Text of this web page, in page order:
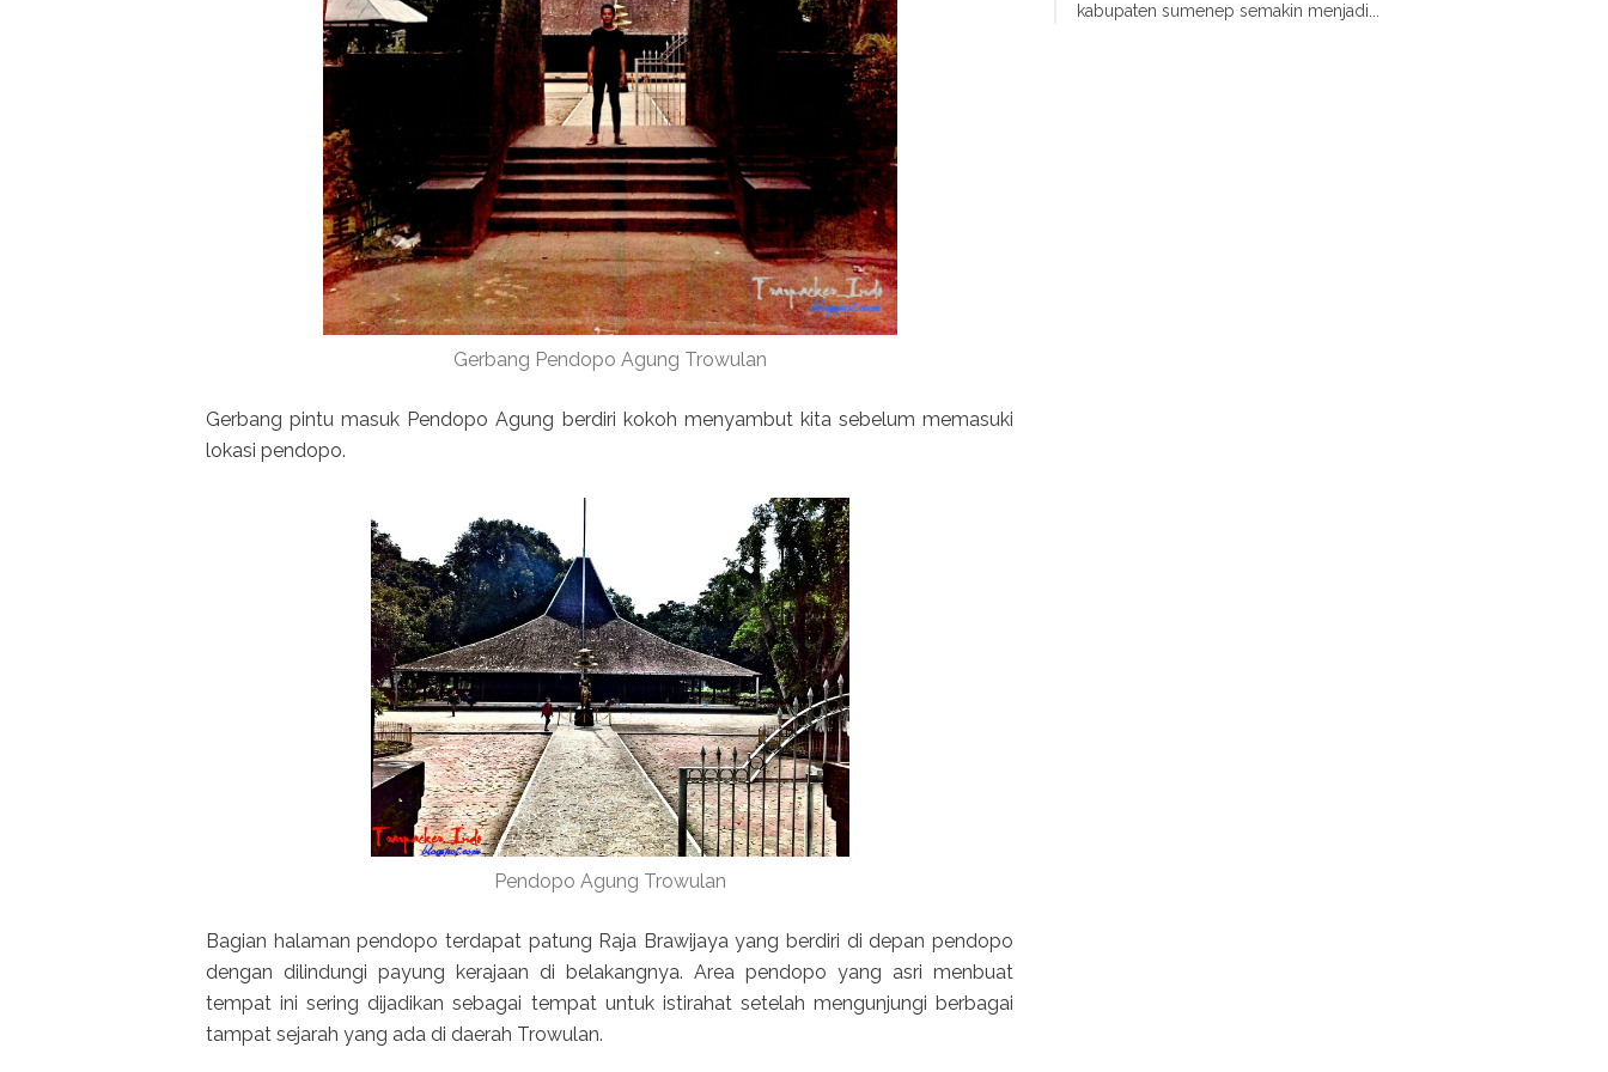
Gerbang Pendopo Agung Trowulan
Gerbang pintu masuk Pendopo Agung berdiri kokoh menyambut kita sebelum memasuki
lokasi pendopo.
Pendopo Agung Trowulan
Bagian halaman pendopo terdapat patung Raja Brawijaya yang berdiri di depan pendopo
dengan dilindungi payung kerajaan di belakangnya. Area pendopo yang asri menbuat
tempat ini sering dijadikan sebagai tempat untuk istirahat setelah mengunjungi berbagai
tampat sejarah yang ada di daerah Trowulan.
kabupaten sumenep semakin menjadi...